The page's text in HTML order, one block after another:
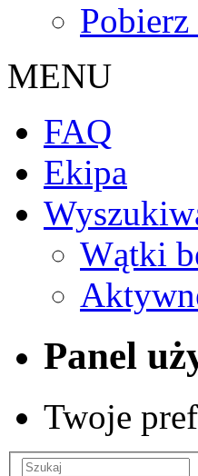
MENU
FAQ
Ekipa
Wątki
Panel
Twoje